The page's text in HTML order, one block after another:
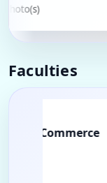
Faculties
Faculty of